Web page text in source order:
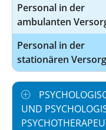
Personal in der
ambulanten
Personal in der
stationären
UND